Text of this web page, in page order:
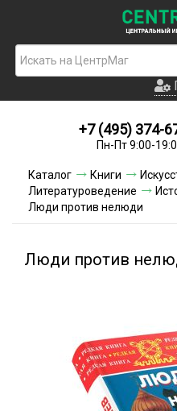
+7 (495) 374-
Пн-Пт 9:00-
Каталог Книги
Литературоведение
Люди против нелюди
Люди против